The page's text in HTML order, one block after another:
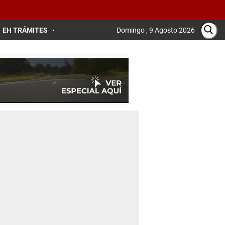
EH TRÁMITES Domingo , 9 Agosto 2026